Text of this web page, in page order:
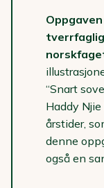
“Snart
Haddy
årstider,
denne
også en